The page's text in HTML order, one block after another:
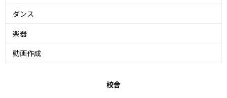
ダンス
楽器
動画作成
校舎